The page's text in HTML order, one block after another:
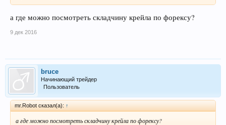
а где можно посмотреть складчину крейла по форексу?
9 дек 2016
bruce
Начинающий трейдер
Пользователь
mr.Robot сказал(а): ↑
а где можно посмотреть складчину крейла по форексу?